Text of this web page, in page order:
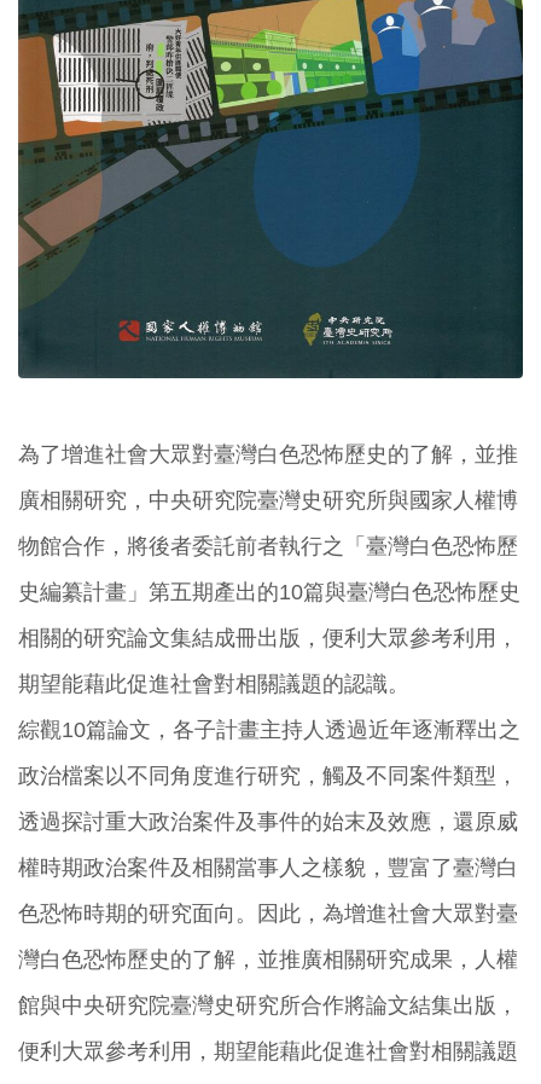
為了增進社會大眾對臺灣白色恐怖歷史的了解，並推
廣相關研究，中央研究院臺灣史研究所與國家人權博
物館合作，將後者委託前者執行之「臺灣白色恐怖歷
史編纂計畫」第五期產出的10篇與臺灣白色恐怖歷史
相關的研究論文集結成冊出版，便利大眾參考利用，
期望能藉此促進社會對相關議題的認識。
綜觀10篇論文，各子計畫主持人透過近年逐漸釋出之
政治檔案以不同角度進行研究，觸及不同案件類型，
透過探討重大政治案件及事件的始末及效應，還原威
權時期政治案件及相關當事人之樣貌，豐富了臺灣白
色恐怖時期的研究面向。因此，為增進社會大眾對臺
灣白色恐怖歷史的了解，並推廣相關研究成果，人權
館與中央研究院臺灣史研究所合作將論文結集出版，
便利大眾參考利用，期望能藉此促進社會對相關議題